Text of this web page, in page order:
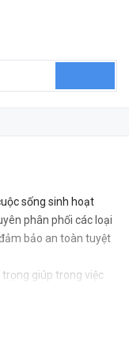
sống sinh hoạt
phân phối các loại
bảo an toàn tuyệt
trọng giúp trong việc